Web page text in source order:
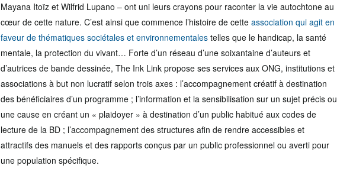
Mayana Itoïz et Wilfrid Lupano – ont uni leurs crayons pour raconter la vie autochtone au
cœur de cette nature. C’est ainsi que commence l’histoire de cette association qui agit en
faveur de thématiques sociétales et environnementales telles que le handicap, la santé
mentale, la protection du vivant… Forte d’un réseau d’une soixantaine d’auteurs et
d’autrices de bande dessinée, The Ink Link propose ses services aux ONG, institutions et
associations à but non lucratif selon trois axes : l’accompagnement créatif à destination
des bénéficiaires d’un programme ; l’information et la sensibilisation sur un sujet précis ou
une cause en créant un « plaidoyer » à destination d’un public habitué aux codes de
lecture de la BD ; l’accompagnement des structures afin de rendre accessibles et
attractifs des manuels et des rapports conçus par un public professionnel ou averti pour
une population spécifique.